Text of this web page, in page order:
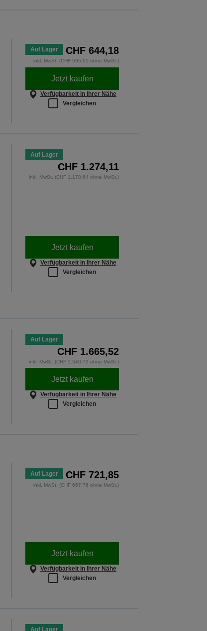
Auf Lager CHF 644,18
inkl. MwSt. (CHF 595,91 ohne MwSt.)
Jetzt kaufen
Verfügbarkeit in Ihrer Nähe
Vergleichen
Auf Lager
CHF 1.274,11
inkl. MwSt. (CHF 1.178,64 ohne MwSt.)
Jetzt kaufen
Verfügbarkeit in Ihrer Nähe
Vergleichen
Auf Lager
CHF 1.665,52
inkl. MwSt. (CHF 1.540,72 ohne MwSt.)
Jetzt kaufen
Verfügbarkeit in Ihrer Nähe
Vergleichen
Auf Lager CHF 721,85
inkl. MwSt. (CHF 667,76 ohne MwSt.)
Jetzt kaufen
Verfügbarkeit in Ihrer Nähe
Vergleichen